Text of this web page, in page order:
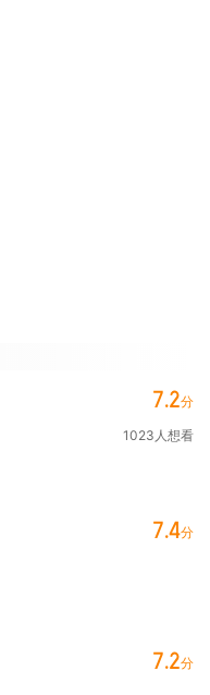
7.2分
1023 人想看
7.4分
7.2分